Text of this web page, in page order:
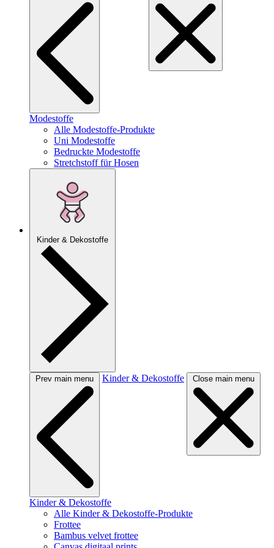
Modestoffe
Alle Modestoffe-Produkte
Uni Modestoffe
Bedruckte Modestoffe
Stretchstoff für Hosen
Kinder & Dekostoffe
Prev main menu Kinder & Dekostoffe Close main menu
Kinder & Dekostoffe
Alle Kinder & Dekostoffe-Produkte
Frottee
Bambus velvet frottee